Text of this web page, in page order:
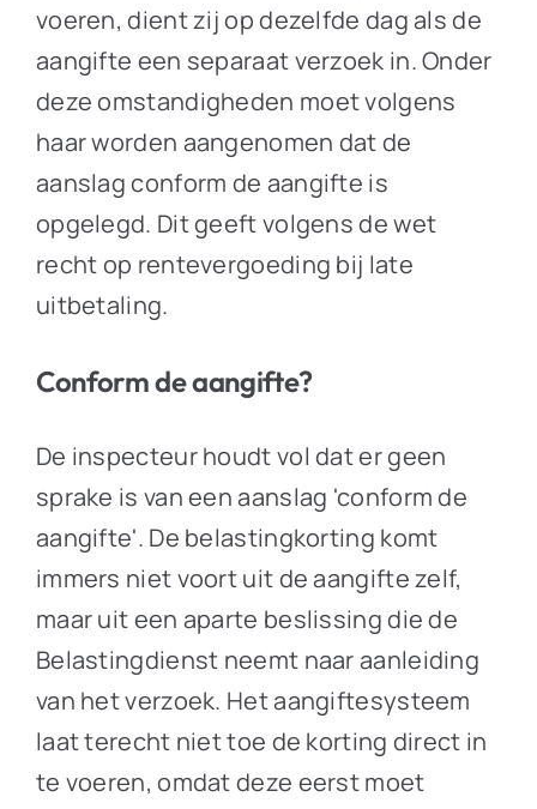
voeren, dient zij op dezelfde dag als de
aangifte een separaat verzoek in. Onder
deze omstandigheden moet volgens
haar worden aangenomen dat de
aanslag conform de aangifte is
opgelegd. Dit geeft volgens de wet
recht op rentevergoeding bij late
uitbetaling.
Conform de aangifte?
De inspecteur houdt vol dat er geen
sprake is van een aanslag 'conform de
aangifte'. De belastingkorting komt
immers niet voort uit de aangifte zelf,
maar uit een aparte beslissing die de
Belastingdienst neemt naar aanleiding
van het verzoek. Het aangiftesysteem
laat terecht niet toe de korting direct in
te voeren, omdat deze eerst moet